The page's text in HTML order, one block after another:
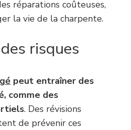
réparations coûteuses,
la vie de la charpente.
risques
peut entraîner des
comme des
. Des révisions
de prévenir ces